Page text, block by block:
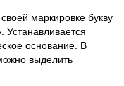
маркировке букву
Устанавливается
основание. В
выделить